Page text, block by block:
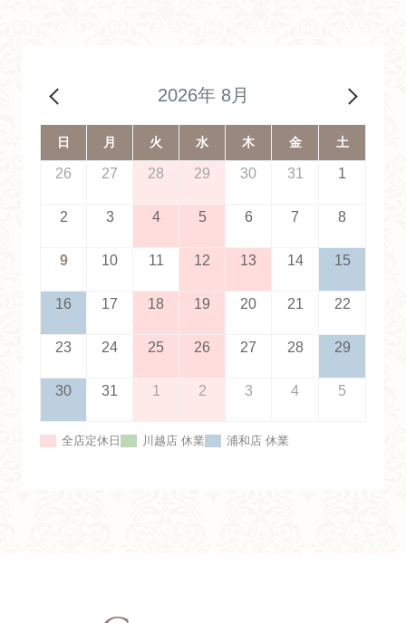
【キラリ全店】成人式による営業時間の変更・休業のお知
らせ
全店
川越
浦和
【浦和店】営業時間変更のお知らせ
2025.09.02
【浦和店】臨時休業のお知らせ
2025.09.02
2026年 8月
日 月 火 水 木 金 土
26 27 28 29 30 31 1
2 3 4 5 6 7 8
9 10 11 12 13 14 15
16 17 18 19 20 21 22
23 24 25 26 27 28 29
30 31 1 2 3 4 5
全店定休日 川越店 休業 浦和店 休業